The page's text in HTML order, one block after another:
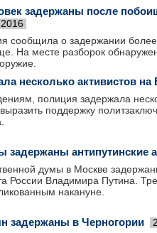
задержаны после
сообщила о задержании
На месте разборок
несколько активистов на
полиция задержала
поддержку
задержаны антипутинские
думы в Москве
России Владимира Путина.
накануне.
задержаны в Черногории